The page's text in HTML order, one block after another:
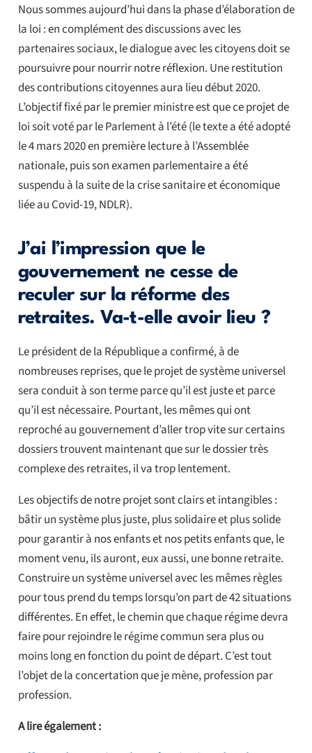
Nous sommes aujourd’hui dans la phase d’élaboration de
la loi : en complément des discussions avec les
partenaires sociaux, le dialogue avec les citoyens doit se
poursuivre pour nourrir notre réflexion. Une restitution
des contributions citoyennes aura lieu début 2020.
L’objectif fixé par le premier ministre est que ce projet de
loi soit voté par le Parlement à l’été (le texte a été adopté
le 4 mars 2020 en première lecture à l’Assemblée
nationale, puis son examen parlementaire a été
suspendu à la suite de la crise sanitaire et économique
liée au Covid-19, NDLR).
J’ai l’impression que le
gouvernement ne cesse de
reculer sur la réforme des
retraites. Va-t-elle avoir lieu ?
Le président de la République a confirmé, à de
nombreuses reprises, que le projet de système universel
sera conduit à son terme parce qu’il est juste et parce
qu’il est nécessaire. Pourtant, les mêmes qui ont
reproché au gouvernement d’aller trop vite sur certains
dossiers trouvent maintenant que sur le dossier très
complexe des retraites, il va trop lentement.
Les objectifs de notre projet sont clairs et intangibles :
bâtir un système plus juste, plus solidaire et plus solide
pour garantir à nos enfants et nos petits enfants que, le
moment venu, ils auront, eux aussi, une bonne retraite.
Construire un système universel avec les mêmes règles
pour tous prend du temps lorsqu’on part de 42 situations
différentes. En effet, le chemin que chaque régime devra
faire pour rejoindre le régime commun sera plus ou
moins long en fonction du point de départ. C’est tout
l’objet de la concertation que je mène, profession par
profession.
A lire également :